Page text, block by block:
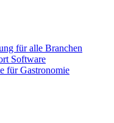
für alle Branchen
Software
für Gastronomie